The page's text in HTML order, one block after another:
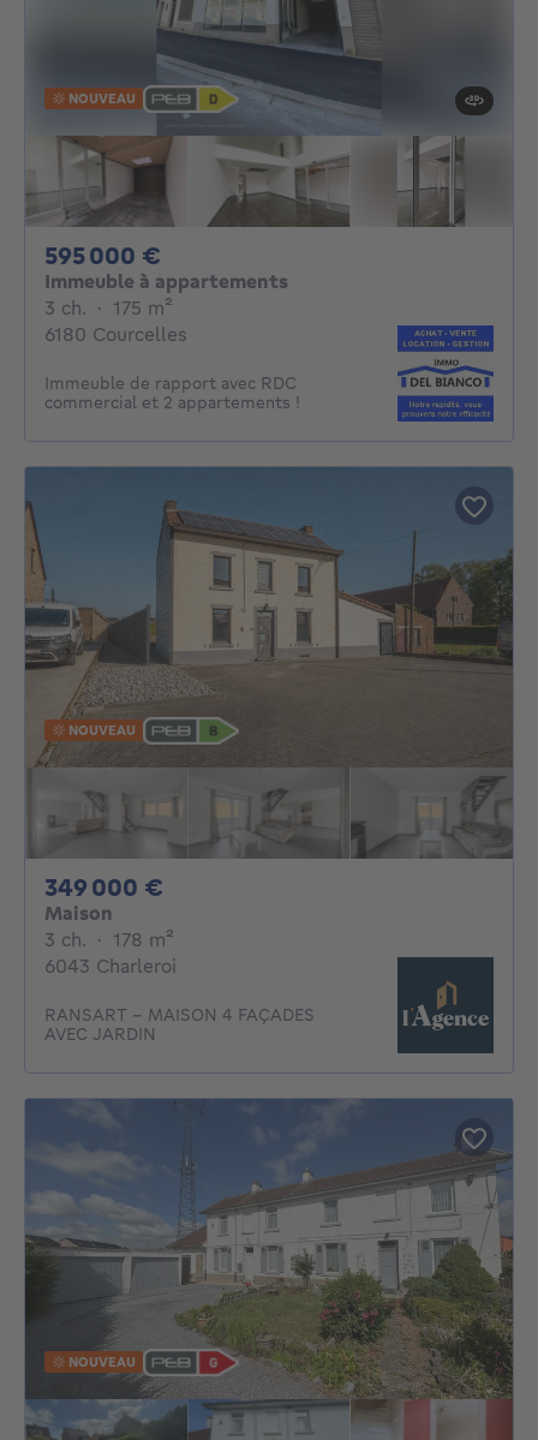
NOUVEAU
595 000 €
Immeuble à appartements
3 ch. 3 chambres
· 175 m²
6180 Courcelles
Immeuble de rapport avec RDC
commercial et 2 appartements !
NOUVEAU
349 000 €
Maison
3 ch. 3 chambres
· 178 m²
6043 Charleroi
RANSART – MAISON 4 FAÇADES
AVEC JARDIN
NOUVEAU